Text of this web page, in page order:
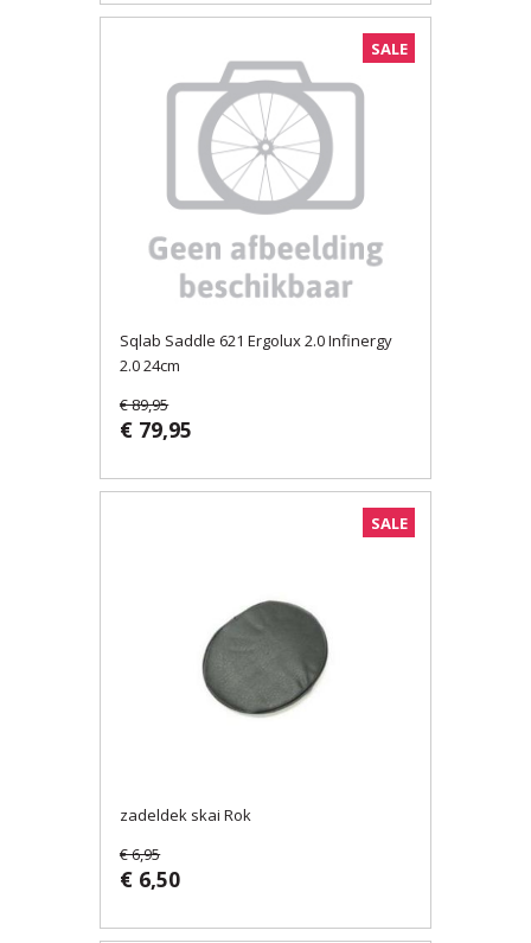
SALE
Sqlab Saddle 621 Ergolux 2.0 Infinergy
2.0 24cm
€ 89,95
€ 79,95
SALE
zadeldek skai Rok
€ 6,95
€ 6,50